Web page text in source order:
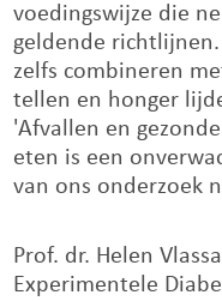
voedingswijze die
geldende
zelfs combineren
tellen en honger
'Afvallen en
eten is een
van ons onderzoek
Prof. dr. Helen
Experimentele